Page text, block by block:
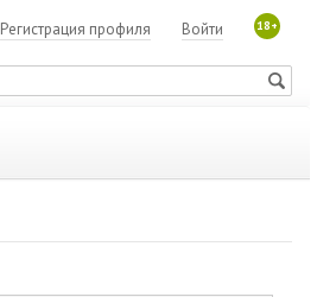
18+
Войти
Регистрация профиля